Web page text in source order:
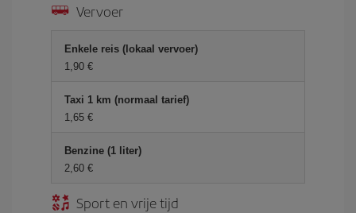
Vervoer
Enkele reis (lokaal vervoer)
1,90 €
Taxi 1 km (normaal tarief)
1,65 €
Benzine (1 liter)
2,60 €
Sport en vrije tijd